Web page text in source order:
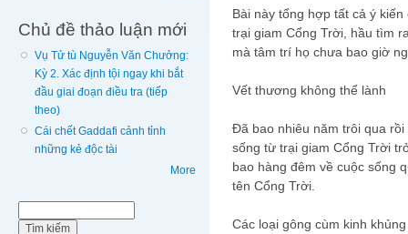
Chủ đề thảo luận mới
Vụ Tử tù Nguyễn Văn Chưởng:
Kỳ 2. Xác định tội ngay khi bắt
đầu giai đoạn điều tra (tiếp
theo)
Cái chết Gaddafi cảnh tỉnh
những kẻ độc tài
More
Bài này tổng hợp tất cả ý
trại giam Cổng Trời, hầu tìm
mà tâm trí họ chưa bao giờ
Vết thương không thể lành
Đã bao nhiêu năm trôi qua
sống từ trại giam Cổng Trời
bao hàng đêm về cuộc sống
tên Cổng Trời.
Các loại gông cùm kinh